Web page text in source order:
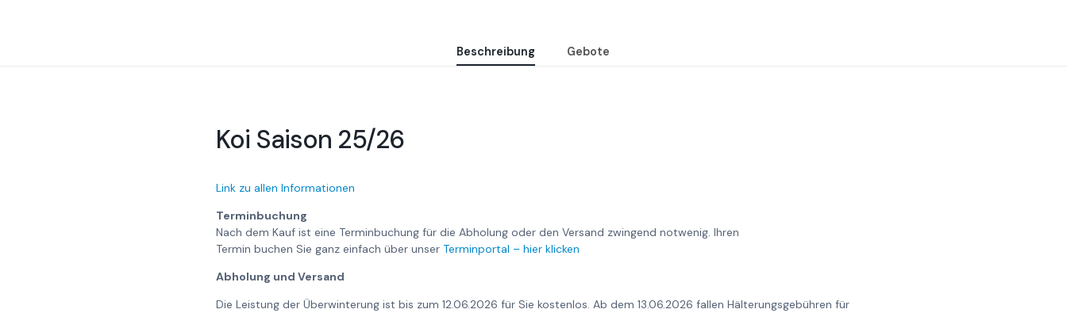
Beschreibung Gebote
Koi Saison 25/26
Link zu allen Informationen
Terminbuchung
Nach dem Kauf ist eine Terminbuchung für die Abholung oder den Versand zwingend notwenig. Ihren
Termin buchen Sie ganz einfach über unser Terminportal – hier klicken
Abholung und Versand
Die Leistung der Überwinterung ist bis zum 12.06.2026 für Sie kostenlos. Ab dem 13.06.2026 fallen Hälterungsgebühren für